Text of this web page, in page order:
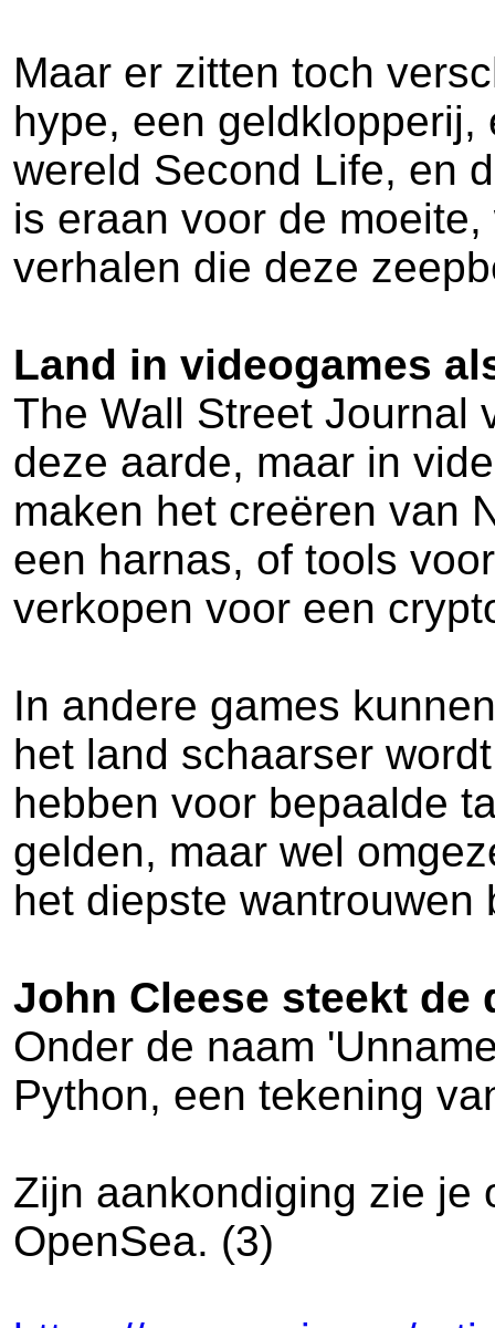
Maar er zitten toch
hype, een
wereld Second Life, en
is eraan voor de
verhalen die deze
Land in videogames
The Wall Street Journal
deze aarde, maar in
maken het creëren van
een harnas, of tools
verkopen voor een
In andere games
het land schaarser
hebben voor bepaalde
gelden, maar wel
het diepste wantrouwen
John Cleese steekt de
Onder de naam
Python, een tekening
Zijn aankondiging zie je
OpenSea. (3)